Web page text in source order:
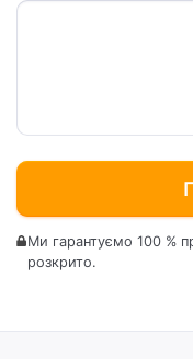
Ми гарантуємо 100 %
розкрито.